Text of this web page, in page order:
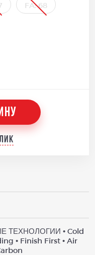
FA: 68
ТЕХНОЛОГИИ • Cold
• Finish First • Air